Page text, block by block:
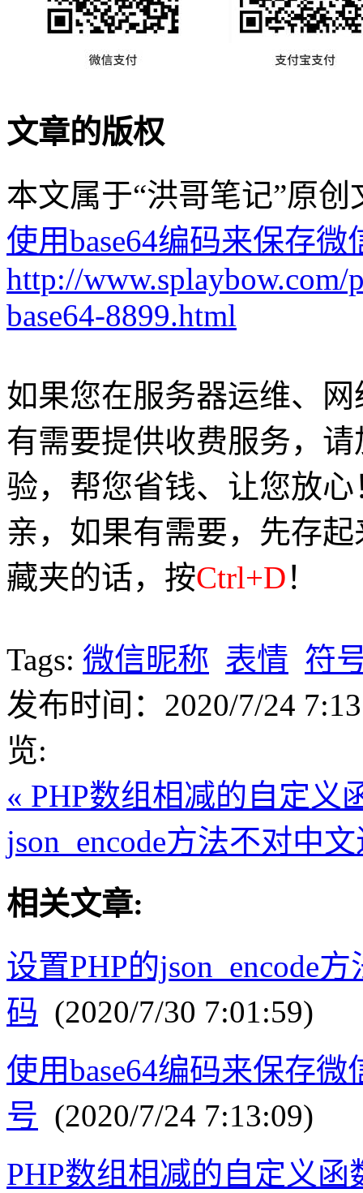
文章的版权
本文属于“洪哥笔记”原
使用base64编码来保存
http://
base64-8899.html
如果您在服务器运维、
有需要提供收费服务，
验，帮您省钱、让您放心
亲，如果有需要，先存
藏夹的话，按Ctrl+D！
Tags: 微信昵称 表情 符
发布时间：2020/7/24
览:
« PHP数组相减的自定义
json_encode方法不对中
相关文章:
设置PHP的json_encode
码 (2020/7/30 7:01:59)
使用base64编码来保存
号 (2020/7/24 7:13:09)
PHP数组相减的自定义函